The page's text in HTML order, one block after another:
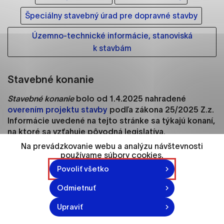
Špeciálny stavebný úrad pre dopravné stavby
Územno-technické informácie, stanoviská
k stavbám
Stavebné konanie
Stavebné konaniebolo od 1.4.2025 nahradené
overením projektu stavby podľa zákona 25/2025 Z.z.
Informácie uvedené na tejto stránke sa týkajú konaní,
na ktoré sa vzťahuje pôvodná legislatíva.
o stavebné povoleniespolus dokladmi a
predpísanou dokumentáciou vypracovanou
oprávnenou osobou
podáva stavebník stavebnému
. V žiadostiuvedie
účel a spôsob užívania stavby,
miesto stavby a predpokladaný čas jej skončenia a pri
stavbe na určitú dobu aj dobu užívania stavby.
Na prevádzkovanie webu a analýzu návštevnosti
používame súbory cookies.
Povoliť všetko
Odmietnuť
Upraviť
ako je navigácia na stránke a prístup k
zabezpečeným oblastiam webovej stránky. Bez
týchto súborov cookie nemôže web správne
fungovať.
Analytické cookies pomáhajú prevádzkovateľovi
používajú, aby mohol stránky optimalizovať a
ponúknuť im lepšiu skúsenosť. Všetky dáta sa
zbierajú anonymne a nie je možné ich spojiť s
konkrétnou osobou.
Označiť všetko
Uložiť nastavenia
Viac informácií